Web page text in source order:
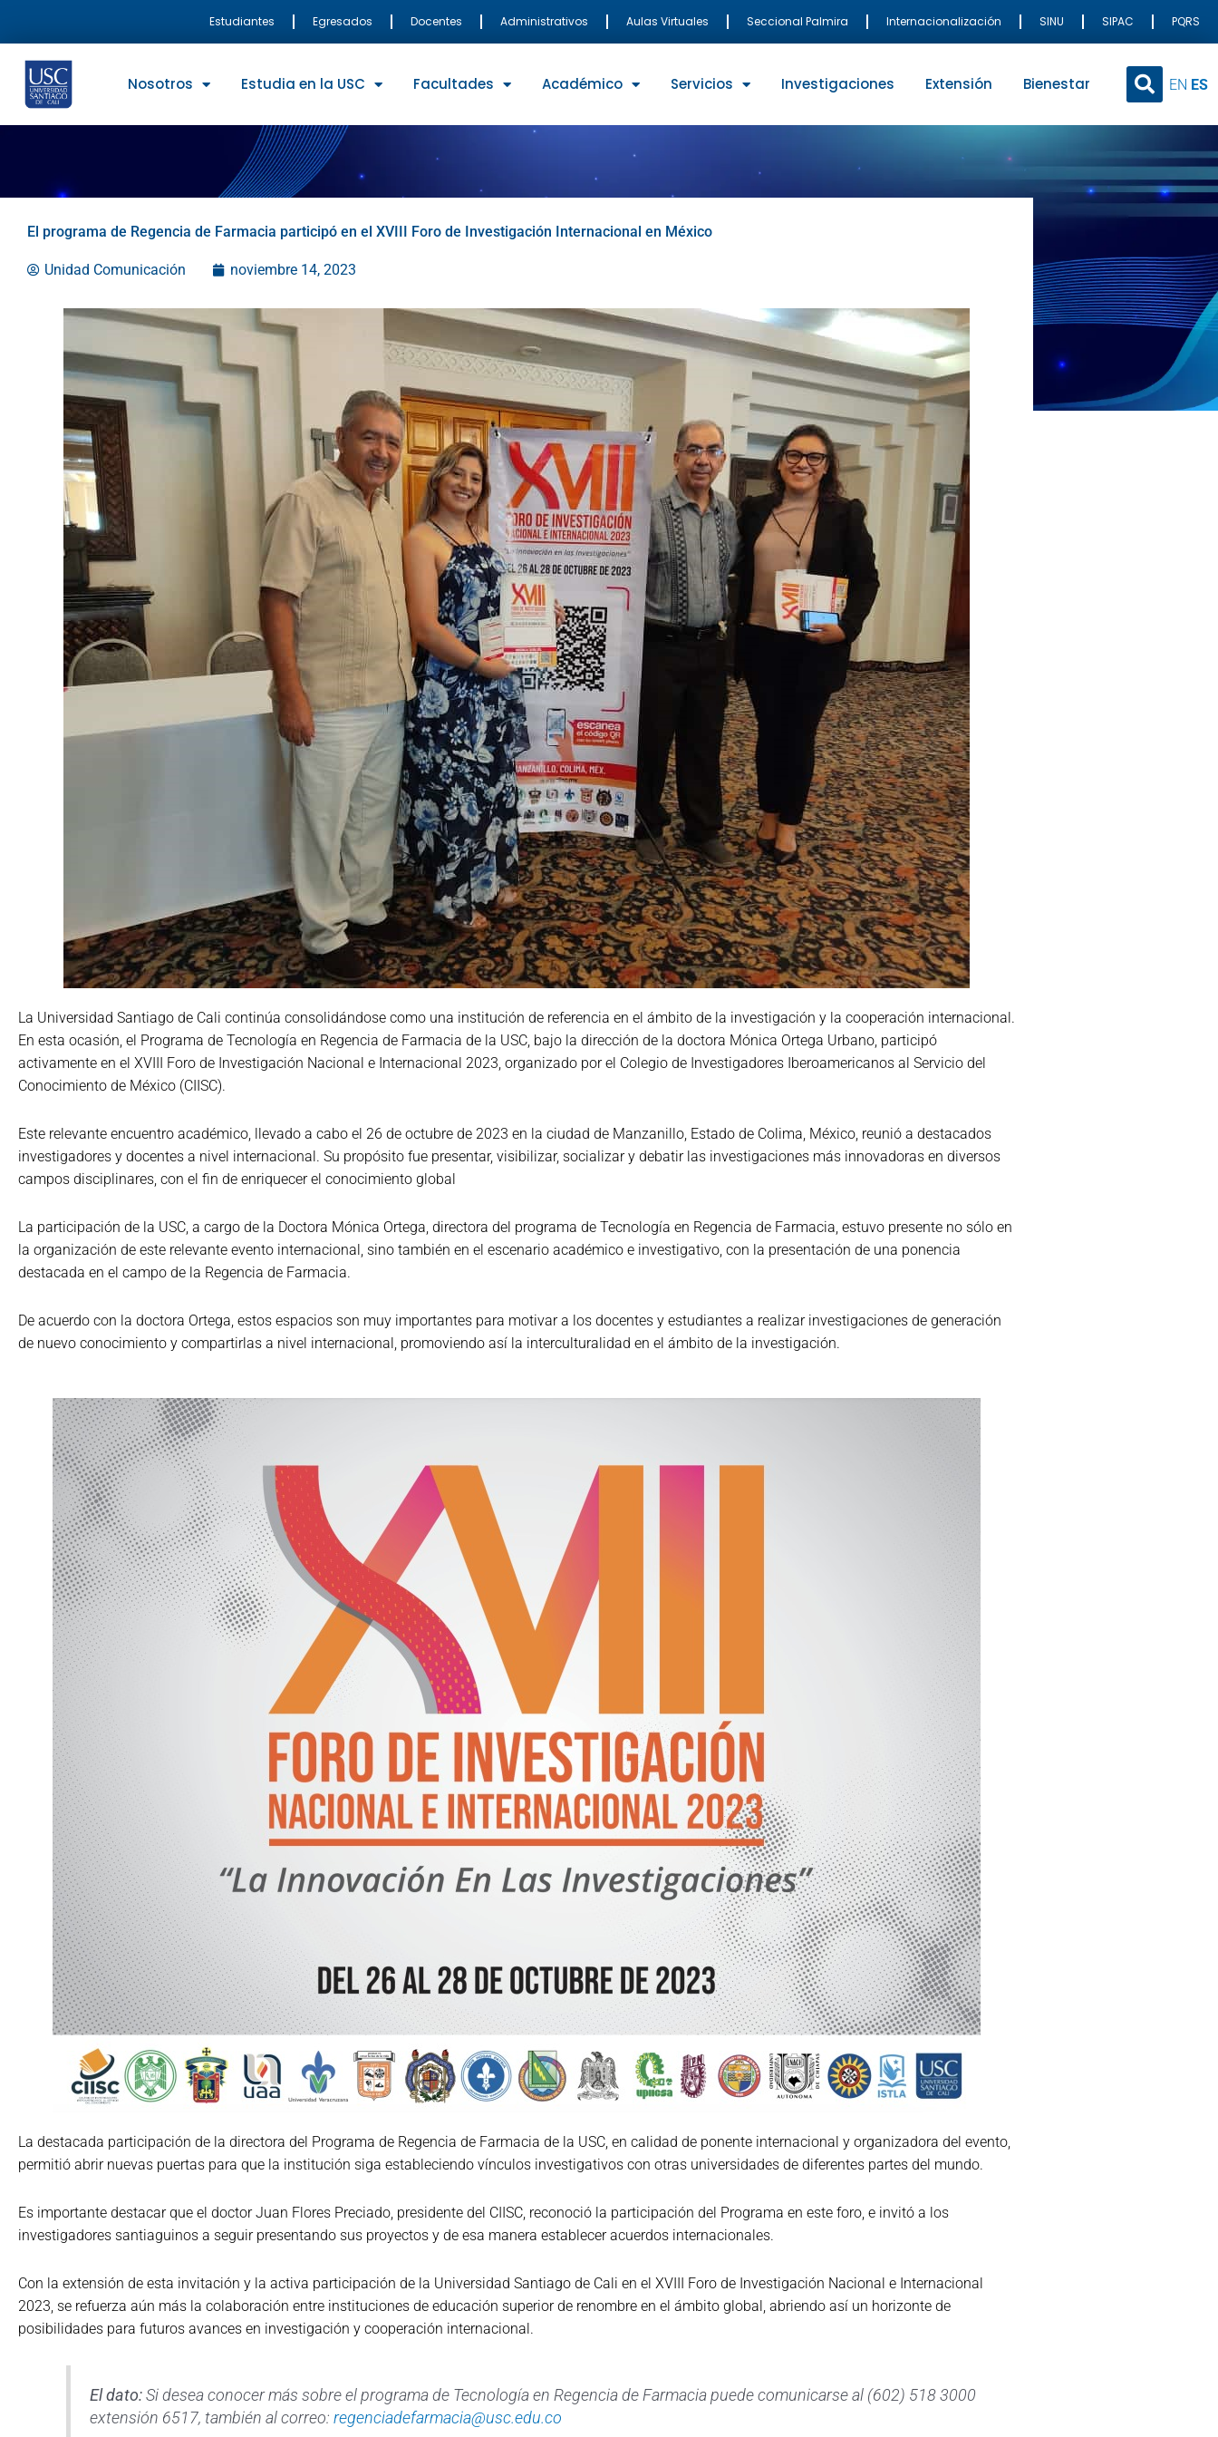
contenido
Estudiantes Egresados Docentes Administrativos Aulas Virtuales Seccional Palmira Internacionalización SINU SIPAC PQRS
Nosotros Estudia en la USC Facultades Académico Servicios Investigaciones Extensión Bienestar EN ES
El programa de Regencia de Farmacia participó en el XVIII Foro de Investigación Internacional en México
Unidad Comunicación noviembre 14, 2023
La Universidad Santiago de Cali continúa consolidándose como una institución de referencia en el ámbito de la investigación y la cooperación internacional.
En esta ocasión, el Programa de Tecnología en Regencia de Farmacia de la USC, bajo la dirección de la doctora Mónica Ortega Urbano, participó
activamente en el XVIII Foro de Investigación Nacional e Internacional 2023, organizado por el Colegio de Investigadores Iberoamericanos al Servicio del
Conocimiento de México (CIISC).
Este relevante encuentro académico, llevado a cabo el 26 de octubre de 2023 en la ciudad de Manzanillo, Estado de Colima, México, reunió a destacados
investigadores y docentes a nivel internacional. Su propósito fue presentar, visibilizar, socializar y debatir las investigaciones más innovadoras en diversos
campos disciplinares, con el fin de enriquecer el conocimiento global
La participación de la USC, a cargo de la Doctora Mónica Ortega, directora del programa de Tecnología en Regencia de Farmacia, estuvo presente no sólo en
la organización de este relevante evento internacional, sino también en el escenario académico e investigativo, con la presentación de una ponencia
destacada en el campo de la Regencia de Farmacia.
De acuerdo con la doctora Ortega, estos espacios son muy importantes para motivar a los docentes y estudiantes a realizar investigaciones de generación
de nuevo conocimiento y compartirlas a nivel internacional, promoviendo así la interculturalidad en el ámbito de la investigación.
La destacada participación de la directora del Programa de Regencia de Farmacia de la USC, en calidad de ponente internacional y organizadora del evento,
permitió abrir nuevas puertas para que la institución siga estableciendo vínculos investigativos con otras universidades de diferentes partes del mundo.
Es importante destacar que el doctor Juan Flores Preciado, presidente del CIISC, reconoció la participación del Programa en este foro, e invitó a los
investigadores santiaguinos a seguir presentando sus proyectos y de esa manera establecer acuerdos internacionales.
Con la extensión de esta invitación y la activa participación de la Universidad Santiago de Cali en el XVIII Foro de Investigación Nacional e Internacional
2023, se refuerza aún más la colaboración entre instituciones de educación superior de renombre en el ámbito global, abriendo así un horizonte de
posibilidades para futuros avances en investigación y cooperación internacional.
El dato:Si desea conocer más sobre el programa de Tecnología en Regencia de Farmacia puede comunicarse al (602) 518 3000
extensión 6517, también al correo: regenciadefarmacia@usc.edu.co